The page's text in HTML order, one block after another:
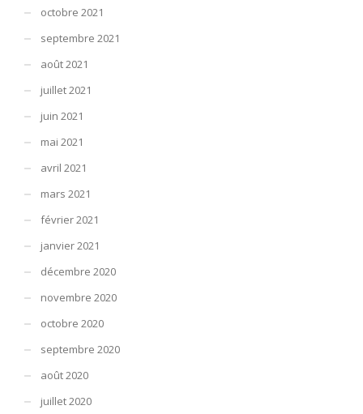
octobre 2021
septembre 2021
août 2021
juillet 2021
juin 2021
mai 2021
avril 2021
mars 2021
février 2021
janvier 2021
décembre 2020
novembre 2020
octobre 2020
septembre 2020
août 2020
juillet 2020